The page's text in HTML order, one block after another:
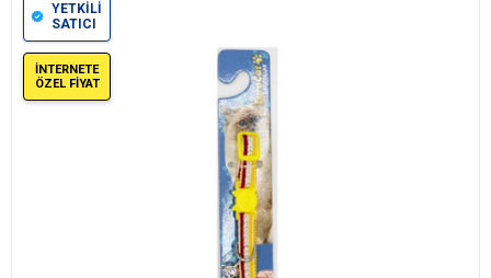
YETKİLİ
SATICI
İNTERNETE
ÖZEL FİYAT